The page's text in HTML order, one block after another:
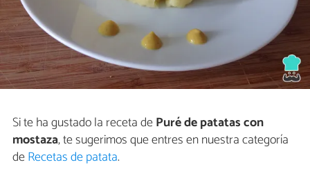
Si te ha gustado la receta dePuré de patatas con
mostaza, te sugerimos que entres en nuestra categoría
deRecetas de patata.